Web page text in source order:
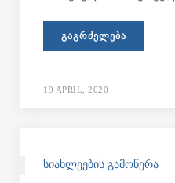
ᲒᲐᲒᲠᲫᲔᲚᲔᲑᲐ
19 APRIL, 2020
ᲡᲘᲐᲮᲚᲔᲔᲑᲘᲡ ᲒᲐᲛᲝᲬᲔᲠᲐ